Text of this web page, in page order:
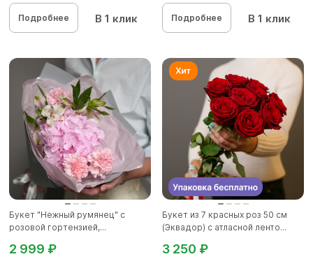
Подробнее В 1 клик Подробнее В 1 клик
Букет "Нежный румянец" с
розовой гортензией,...
2 999 ₽
Букет из 7 красных роз 50 см
(Эквадор) с атласной ленто...
3 250 ₽